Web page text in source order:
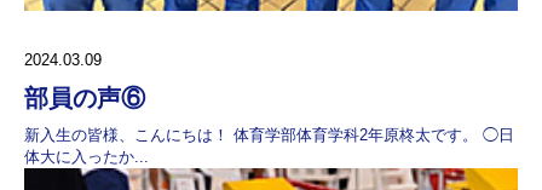
2024.03.09
部員の声⑥
新入生の皆様、こんにちは！ 体育学部体育学科2年原柊太です。 ◯日
体大に入ったか...